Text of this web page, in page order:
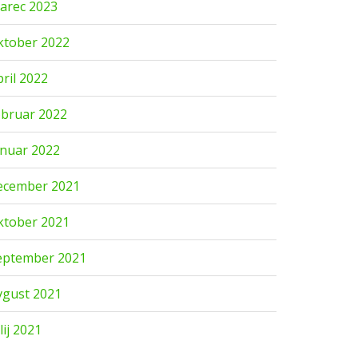
2023
2022
2022
2022
2022
2021
2021
2021
2021
2021